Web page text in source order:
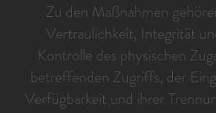
Zu den Maßnahmen
Vertraulichkeit, Integrität
Kontrolle des physischen
betreffenden Zugriffs, der
Verfügbarkeit und ihrer